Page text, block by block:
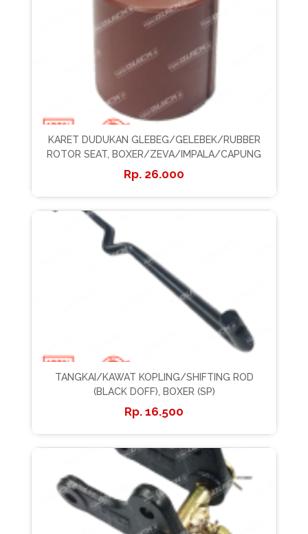
KARET DUDUKAN GLEBEG/GELEBEK/RUBBER
ROTOR SEAT, BOXER/ZEVA/IMPALA/CAPUNG
26.000
TANGKAI/KAWAT KOPLING/SHIFTING ROD
(BLACK DOFF), BOXER (SP)
16.500